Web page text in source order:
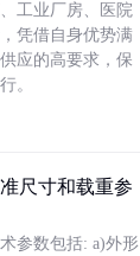
工业厂房、医院
凭借自身优势满
应的高要求，保
。
尺寸和载重参
参数包括: a)外形